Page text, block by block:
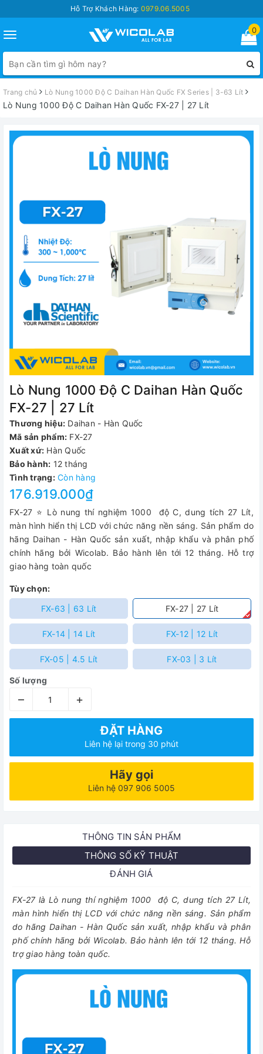
Hỗ Trợ Khách Hàng: 0979.06.5005
Toggle
navigation
0
Trang chủ Lò Nung 1000 Độ C Daihan Hàn Quốc FX Series | 3-63 Lít
Lò Nung 1000 Độ C Daihan Hàn Quốc FX-27 | 27 Lít
Lò Nung 1000 Độ C Daihan Hàn Quốc
FX-27 | 27 Lít
Thương hiệu: Daihan - Hàn Quốc
Mã sản phẩm: FX-27
Xuất xứ: Hàn Quốc
Bảo hành: 12 tháng
Tình trạng: Còn hàng
176.919.000₫
FX-27 ⭐ Lò nung thí nghiệm 1000 độ C, dung tích 27 Lít,
màn hình hiển thị LCD với chức năng nền sáng. Sản phẩm do
hãng Daihan - Hàn Quốc sản xuất, nhập khẩu và phân phố
chính hãng bởi Wicolab. Bảo hành lên tới 12 tháng. Hỗ trợ
giao hàng toàn quốc
Tùy chọn:
FX-63 | 63 Lít
FX-27 | 27 Lít
FX-14 | 14 Lít FX-12 | 12 Lít
FX-05 | 4.5 Lít FX-03 | 3 Lít
Số lượng
– +
ĐẶT HÀNG
Liên hệ lại trong 30 phút
Hãy gọi
Liên hệ 097 906 5005
THÔNG TIN SẢN PHẨM
THÔNG SỐ KỸ THUẬT
ĐÁNH GIÁ
FX-27 là Lò nung thí nghiệm 1000 độ C, dung tích 27 Lít,
màn hình hiển thị LCD với chức năng nền sáng. Sản phẩm
do hãng Daihan - Hàn Quốc sản xuất, nhập khẩu và phân
phố chính hãng bởi Wicolab. Bảo hành lên tới 12 tháng. Hỗ
trợ giao hàng toàn quốc.